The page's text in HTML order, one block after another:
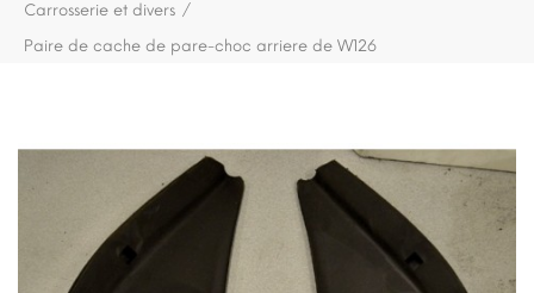
Carrosserie et divers
Paire de cache de pare-choc arriere de W126